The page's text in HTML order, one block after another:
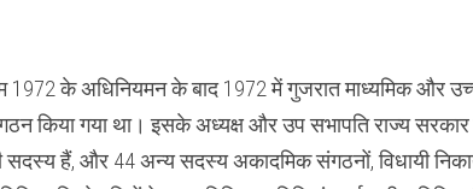
1972 के अधिनियमन के बाद 1972 में गुजरात माध्यमिक और
गठन किया गया था। इसके अध्यक्ष और उप सभापति राज्य सरकार
सदस्य हैं, और 44 अन्य सदस्य अकादमिक संगठनों, विधायी